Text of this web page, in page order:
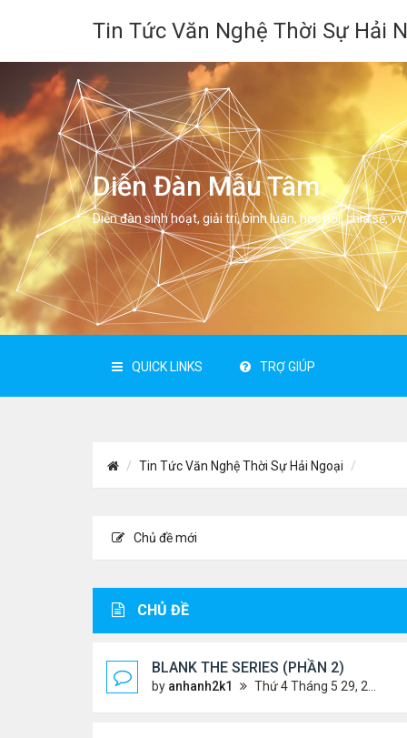
Tin Tức Văn Nghệ Thời Sự Hải
Diễn Đàn Mẫu Tâm
Diễn đàn sinh hoạt, giải trí, bình luân, học hỏi, chia sẻ, vv.
QUICK LINKS TRỢ GIÚP
Tin Tức Văn Nghệ Thời Sự Hải Ngoại
Chủ đề mới
CHỦ ĐỀ
BLANK THE SERIES (PHẦN 2)
by anhanh2k1 Thứ 4 Tháng 5 29, 2024 3:16 am